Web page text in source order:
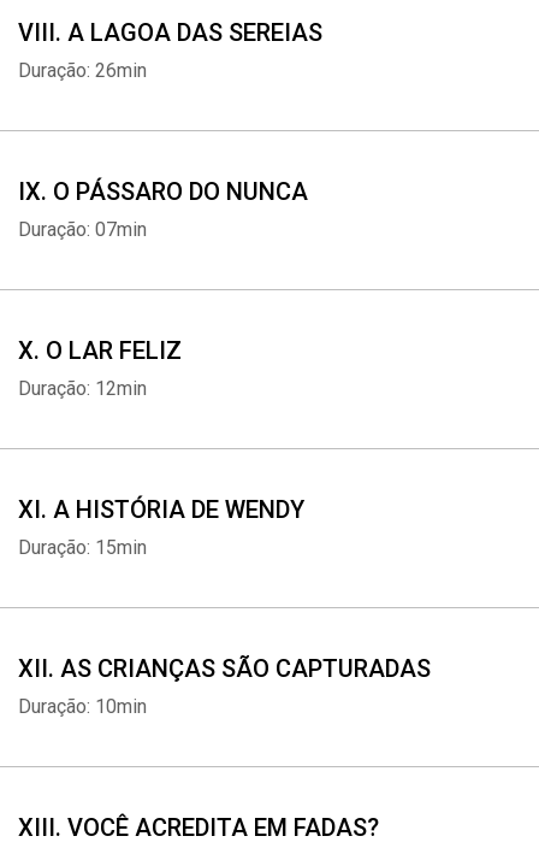
VIII. A LAGOA DAS SEREIAS
Duração: 26min
IX. O PÁSSARO DO NUNCA
Duração: 07min
X. O LAR FELIZ
Duração: 12min
XI. A HISTÓRIA DE WENDY
Duração: 15min
XII. AS CRIANÇAS SÃO CAPTURADAS
Duração: 10min
XIII. VOCÊ ACREDITA EM FADAS?